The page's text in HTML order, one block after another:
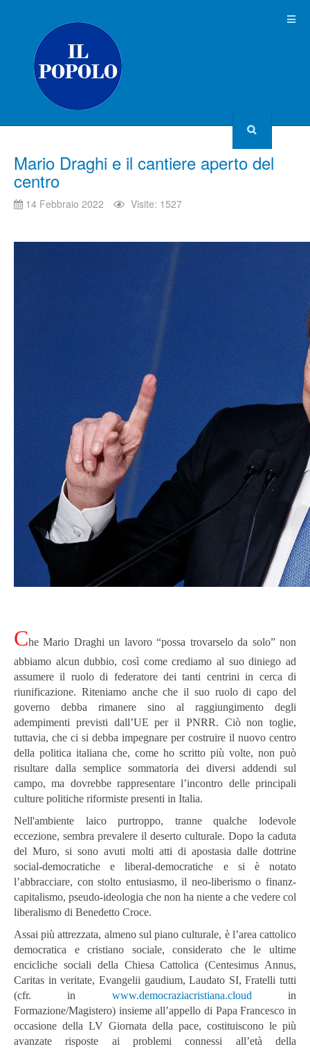
Mario Draghi e il cantiere aperto del
centro
14 Febbraio 2022 Visite: 1527
Che Mario Draghi un lavoro “possa trovarselo da solo” non
abbiamo alcun dubbio, così come crediamo al suo diniego ad
assumere il ruolo di federatore dei tanti centrini in cerca di
riunificazione. Riteniamo anche che il suo ruolo di capo del
governo debba rimanere sino al raggiungimento degli
adempimenti previsti dall’UE per il PNRR. Ciò non toglie,
tuttavia, che ci si debba impegnare per costruire il nuovo centro
della politica italiana che, come ho scritto più volte, non può
risultare dalla semplice sommatoria dei diversi addendi sul
campo, ma dovrebbe rappresentare l’incontro delle principali
culture politiche riformiste presenti in Italia.
Nell'ambiente laico purtroppo, tranne qualche lodevole
eccezione, sembra prevalere il deserto culturale. Dopo la caduta
del Muro, si sono avuti molti atti di apostasia dalle dottrine
social-democratiche e liberal-democratiche e si è notato
l’abbracciare, con stolto entusiasmo, il neo-liberismo o finanz-
capitalismo, pseudo-ideologia che non ha niente a che vedere col
liberalismo di Benedetto Croce.
Assai più attrezzata, almeno sul piano culturale, è l’area cattolico
democratica e cristiano sociale, considerato che le ultime
encicliche sociali della Chiesa Cattolica (Centesimus Annus,
Caritas in veritate, Evangelii gaudium, Laudato SI, Fratelli tutti
(cfr. in www.democraziacristiana.cloud in
Formazione/Magistero) insieme all’appello di Papa Francesco in
occasione della LV Giornata della pace, costituiscono le più
avanzate risposte ai problemi connessi all’età della